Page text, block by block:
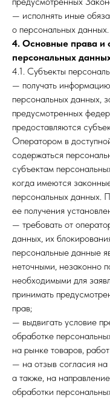
— исполнять иные
о персональных данных.
4. Основные права и
персональных
4.1. Субъекты
— получать
персональных данных,
предусмотренных
предоставляются
Оператором в
содержаться
субъектам
когда имеются
персональных данных.
ее получения
— требовать от
данных, их
персональные данные
неточными, незаконно
необходимыми для
принимать
прав;
— выдвигать условие
обработке
на рынке товаров,
— на отзыв согласия
а также, на
обработки